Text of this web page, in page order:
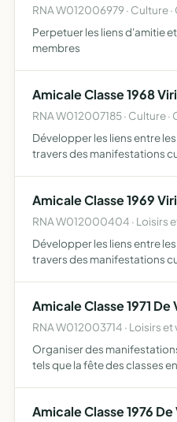
RNA W012006979 · Culture
Perpetuer les liens d'amitie
membres
Amicale Classe 1968
RNA W012007185 · Culture
Développer les liens entre
travers des manifestations
Amicale Classe 1969
RNA W012000404 · Loisirs
Développer les liens entre
travers des manifestations
Amicale Classe 1971 De
RNA W012003714 · Loisirs et
Organiser des
tels que la fête des classes
Amicale Classe 1976